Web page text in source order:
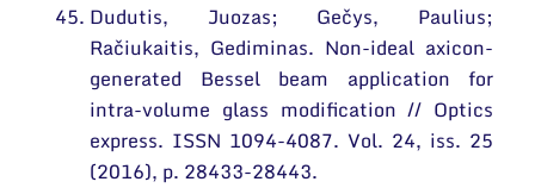
Dudutis, Juozas; Gečys, Paulius;
Račiukaitis, Gediminas. Non-ideal axicon-
generated Bessel beam application for
intra-volume glass modification // Optics
express. ISSN 1094-4087. Vol. 24, iss. 25
(2016), p. 28433-28443.